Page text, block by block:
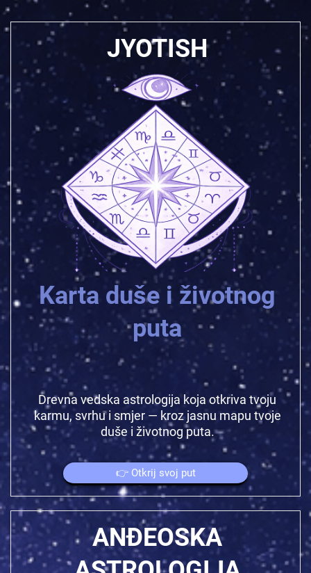
JYOTISH
Karta duše i životnog
puta
Drevna vedska astrologija koja otkriva tvoju
karmu, svrhu i smjer — kroz jasnu mapu tvoje
duše i životnog puta.
👉 Otkrij svoj put
ANĐEOSKA